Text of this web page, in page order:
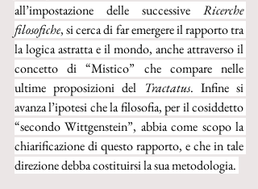
all’impostazione delle successive Ricerche
filosofiche, si cerca di far emergere il rapporto tra
la logica astratta e il mondo, anche attraverso il
concetto di “Mistico” che compare nelle
ultime proposizioni del Tractatus. Infine si
avanza l’ipotesi che la filosofia, per il cosiddetto
“secondo Wittgenstein”, abbia come scopo la
chiarificazione di questo rapporto, e che in tale
direzione debba costituirsi la sua metodologia.